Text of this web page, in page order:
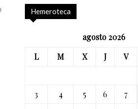
Hemeroteca
agosto 2026
L
M X J V
3
4 5 6 7